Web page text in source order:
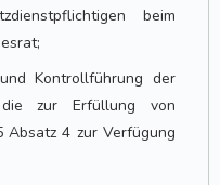
beim
Kontrollführung der
die zur Erfüllung von
4 zur Verfügung